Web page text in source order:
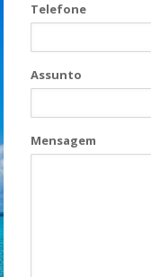
Telefone
Assunto
Mensagem